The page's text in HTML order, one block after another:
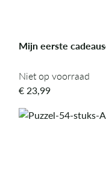
Mijn eerste
Niet op voorraad
Niet op voorraad
€23,99